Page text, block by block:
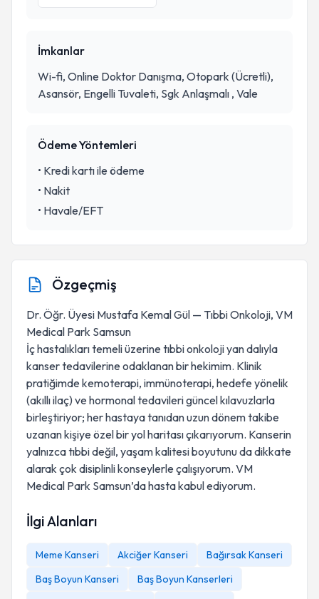
İmkanlar
Wi-fi, Online Doktor Danışma, Otopark (Ücretli),
Asansör, Engelli Tuvaleti, Sgk Anlaşmalı , Vale
Ödeme Yöntemleri
• Kredi kartı ile ödeme
• Nakit
• Havale/EFT
Özgeçmiş
Dr. Öğr. Üyesi Mustafa Kemal Gül — Tıbbi Onkoloji, VM
Medical Park Samsun
İç hastalıkları temeli üzerine tıbbi onkoloji yan dalıyla
kanser tedavilerine odaklanan bir hekimim. Klinik
pratiğimde kemoterapi, immünoterapi, hedefe yönelik
(akıllı ilaç) ve hormonal tedavileri güncel kılavuzlarla
birleştiriyor; her hastaya tanıdan uzun dönem takibe
uzanan kişiye özel bir yol haritası çıkarıyorum. Kanserin
yalnızca tıbbi değil, yaşam kalitesi boyutunu da dikkate
alarak çok disiplinli konseylerle çalışıyorum. VM
Medical Park Samsun’da hasta kabul ediyorum.
İlgi Alanları
Meme Kanseri Akciğer Kanseri
Bağırsak Kanseri
Baş Boyun Kanseri
Baş Boyun Kanserleri